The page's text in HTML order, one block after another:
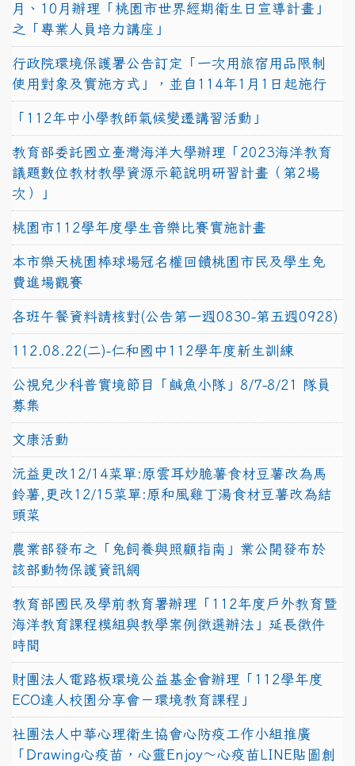
月、10月辦理「桃園市世界經期衛生日宣導計畫」
之「專業人員培力講座」
行政院環境保護署公告訂定「一次用旅宿用品限制
使用對象及實施方式」，並自114年1月1日起施行
「112年中小學教師氣候變遷講習活動」
教育部委託國立臺灣海洋大學辦理「2023海洋教育
議題數位教材教學資源示範說明研習計畫（第2場
次）」
桃園市112學年度學生音樂比賽實施計畫
本市樂天桃園棒球場冠名權回饋桃園市民及學生免
費進場觀賽
各班午餐資料請核對(公告第一週0830-第五週0928)
112.08.22(二)-仁和國中112學年度新生訓練
公視兒少科普實境節目「鹹魚小隊」8/7-8/21 隊員
募集
文康活動
沅益更改12/14菜單:原雲耳炒脆薯食材豆薯改為馬
鈴薯,更改12/15菜單:原和風雞丁湯食材豆薯改為結
頭菜
農業部發布之「兔飼養與照顧指南」業公開發布於
該部動物保護資訊網
教育部國民及學前教育署辦理「112年度戶外教育暨
海洋教育課程模組與教學案例徵選辦法」延長徵件
時間
財團法人電路板環境公益基金會辦理「112學年度
ECO達人校園分享會－環境教育課程」
社團法人中華心理衛生協會心防疫工作小組推廣
「Drawing心疫苗，心靈Enjoy〜心疫苗LINE貼圖創